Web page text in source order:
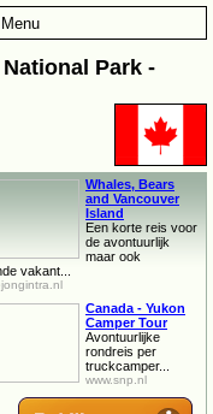
Park -
Whales, Bears
and Vancouver
Island
Een korte reis voor
de avontuurlijk
maar ook
vakant...
Canada - Yukon
Camper Tour
Avontuurlijke
rondreis per
truckcamper...
www.snp.nl
Menu